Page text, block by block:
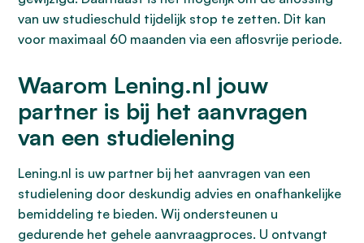
van uw studieschuld tijdelijk stop te zetten. Dit kan
voor maximaal 60 maanden via een aflosvrije periode.
Waarom Lening.nl jouw
partner is bij het aanvragen
van een studielening
Lening.nl is uw partner bij het aanvragen van een
studielening door deskundig advies en onafhankelijke
bemiddeling te bieden. Wij ondersteunen u
gedurende het gehele aanvraagproces. U ontvangt